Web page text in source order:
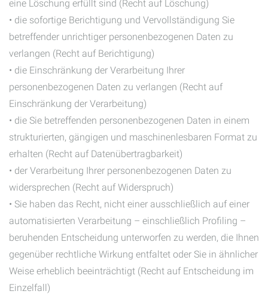
eine Löschung erfüllt sind (Recht auf Löschung)
• die sofortige Berichtigung und Vervollständigung Sie
betreffender unrichtiger personenbezogenen Daten zu
verlangen (Recht auf Berichtigung)
• die Einschränkung der Verarbeitung Ihrer
personenbezogenen Daten zu verlangen (Recht auf
Einschränkung der Verarbeitung)
• die Sie betreffenden personenbezogenen Daten in einem
strukturierten, gängigen und maschinenlesbaren Format zu
erhalten (Recht auf Datenübertragbarkeit)
• der Verarbeitung Ihrer personenbezogenen Daten zu
widersprechen (Recht auf Widerspruch)
• Sie haben das Recht, nicht einer ausschließlich auf einer
automatisierten Verarbeitung – einschließlich Profiling –
beruhenden Entscheidung unterworfen zu werden, die Ihnen
gegenüber rechtliche Wirkung entfaltet oder Sie in ähnlicher
Weise erheblich beeinträchtigt (Recht auf Entscheidung im
Einzelfall)